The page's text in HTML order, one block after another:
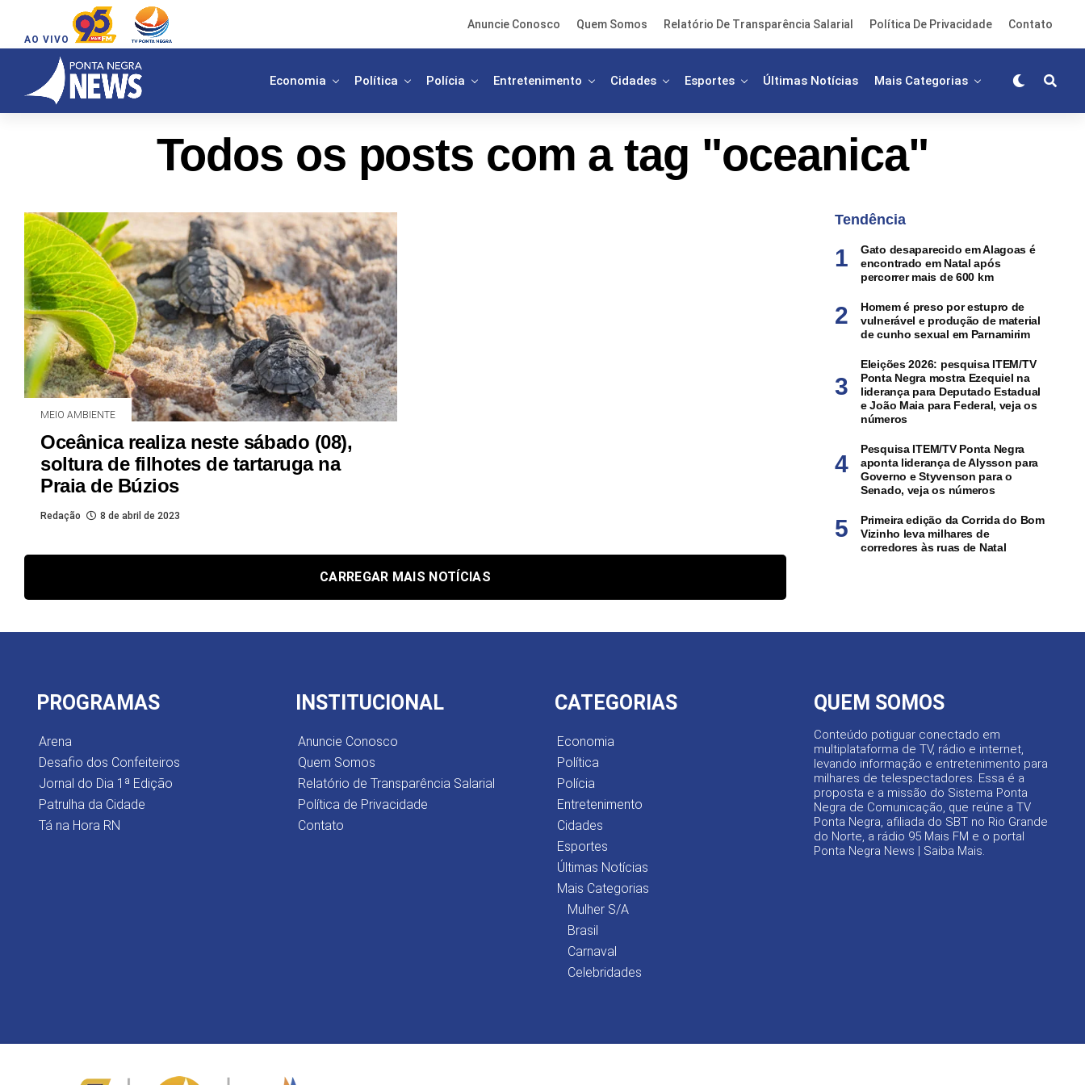
AO VIVO
Anuncie Conosco Quem Somos Relatório De Transparência Salarial Política De Privacidade Contato
Economia Política Polícia Entretenimento Cidades Esportes Últimas Notícias Mais Categorias
Todos os posts com a tag "oceanica"
MEIO AMBIENTE
Oceânica realiza neste sábado (08),
soltura de filhotes de tartaruga na
Praia de Búzios
Redação 8 de abril de 2023
CARREGAR MAIS NOTÍCIAS
Tendência
Gato desaparecido em Alagoas é
encontrado em Natal após
percorrer mais de 600 km
Homem é preso por estupro de
vulnerável e produção de material
de cunho sexual em Parnamirim
Eleições 2026: pesquisa ITEM/TV
Ponta Negra mostra Ezequiel na
liderança para Deputado Estadual
e João Maia para Federal, veja os
números
Pesquisa ITEM/TV Ponta Negra
aponta liderança de Alysson para
Governo e Styvenson para o
Senado, veja os números
Primeira edição da Corrida do Bom
Vizinho leva milhares de
corredores às ruas de Natal
PROGRAMAS
Arena
Desafio dos Confeiteiros
Jornal do Dia 1ª Edição
Patrulha da Cidade
Tá na Hora RN
INSTITUCIONAL
Anuncie Conosco
Quem Somos
Relatório de Transparência Salarial
Política de Privacidade
Contato
CATEGORIAS
Economia
Política
Polícia
Entretenimento
Cidades
Esportes
Últimas Notícias
Mais Categorias
Mulher S/A
Brasil
Carnaval
Celebridades
QUEM SOMOS
Conteúdo potiguar conectado em
multiplataforma de TV, rádio e internet,
levando informação e entretenimento para
milhares de telespectadores. Essa é a
proposta e a missão do Sistema Ponta
Negra de Comunicação, que reúne a TV
Ponta Negra, afiliada do SBT no Rio Grande
do Norte, a rádio 95 Mais FM e o portal
Ponta Negra News | Saiba Mais.